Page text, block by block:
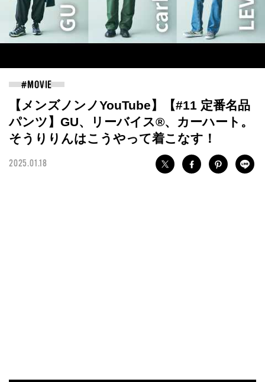
【メンズノンノYouTube】【#11 定番名品
パンツ】GU、リーバイス®︎、カーハート。
そうりりんはこうやって着こなす！
2025.01.18